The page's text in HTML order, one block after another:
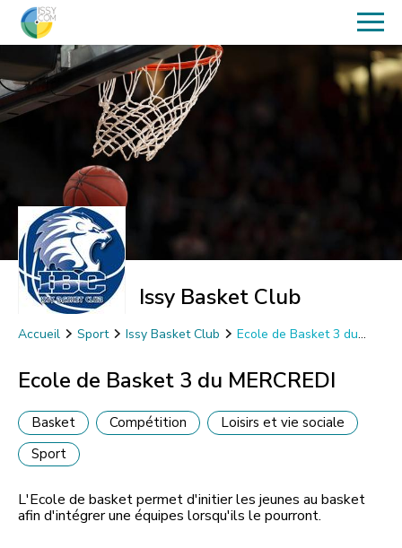
Issy Basket Club
Accueil Sport Issy Basket Club
Ecole de Basket 3 du
Ecole de Basket 3 du MERCREDI
Basket Compétition
Loisirs et vie sociale
Sport
L'Ecole de basket permet d'initier les jeunes au basket
afin d'intégrer une équipes lorsqu'ils le pourront.